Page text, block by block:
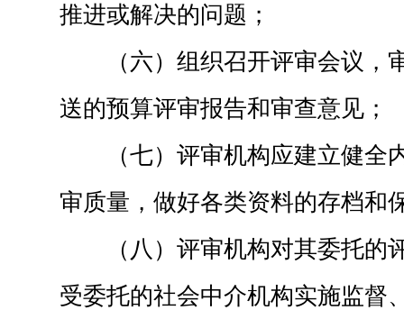
推进或解决的问题；
（六）组织召开评审会议
送的预算评审报告和审查意见；
（七）评审机构应建立健
审质量，做好各类资料的存档和
（八）评审机构对其委托
受委托的社会中介机构实施监督